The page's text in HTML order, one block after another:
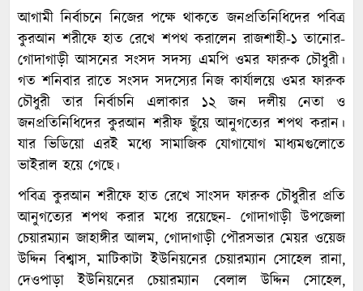
আগামী নির্বাচনে নিজের পক্ষে থাকতে জনপ্রতিনিধিদের পবিত্র
কুরআন শরীফে হাত রেখে শপথ করালেন রাজশাহী-১ তানোর-
গোদাগাড়ী আসনের সংসদ সদস্য এমপি ওমর ফারুক চৌধুরী।
গত শনিবার রাতে সংসদ সদস্যের নিজ কার্যালয়ে ওমর ফারুক
চৌধুরী তার নির্বাচনি এলাকার ১২ জন দলীয় নেতা ও
জনপ্রতিনিধিদের কুরআন শরীফ ছুঁয়ে আনুগত্যের শপথ করান।
যার ভিডিয়ো এরই মধ্যে সামাজিক যোগাযোগ মাধ্যমগুলোতে
ভাইরাল হয়ে গেছে।
পবিত্র কুরআন শরীফে হাত রেখে সাংসদ ফারুক চৌধুরীর প্রতি
আনুগত্যের শপথ করার মধ্যে রয়েছেন- গোদাগাড়ী উপজেলা
চেয়ারম্যান জাহাঙ্গীর আলম, গোদাগাড়ী পৌরসভার মেয়র ওয়েজ
উদ্দিন বিশ্বাস, মাটিকাটা ইউনিয়নের চেয়ারম্যান সোহেল রানা,
দেওপাড়া ইউনিয়নের চেয়ারম্যান বেলাল উদ্দিন সোহেল,